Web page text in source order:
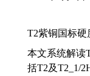
T2紫铜国标
本文系统解读
括T2及T2_1/